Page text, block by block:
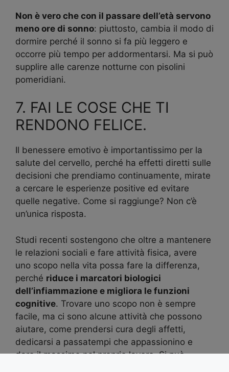
Non è vero che con il passare dell’età servono
meno ore di sonno: piuttosto, cambia il modo di
dormire perché il sonno si fa più leggero e
occorre più tempo per addormentarsi. Ma si può
supplire alle carenze notturne con pisolini
pomeridiani.
7. FAI LE COSE CHE TI
RENDONO FELICE.
Il benessere emotivo è importantissimo per la
salute del cervello, perché ha effetti diretti sulle
decisioni che prendiamo continuamente, mirate
a cercare le esperienze positive ed evitare
quelle negative. Come si raggiunge? Non c’è
un’unica risposta.
Studi recenti sostengono che oltre a mantenere
le relazioni sociali e fare attività fisica, avere
uno scopo nella vita possa fare la differenza,
perché riduce i marcatori biologici
dell’infiammazione e migliora le funzioni
cognitive. Trovare uno scopo non è sempre
facile, ma ci sono alcune attività che possono
aiutare, come prendersi cura degli affetti,
dedicarsi a passatempi che appassionino e
dare il massimo nel proprio lavoro. Si può